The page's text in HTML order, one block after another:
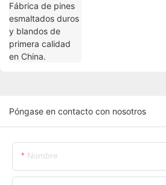
Póngase en contacto con nosotros
Nombre